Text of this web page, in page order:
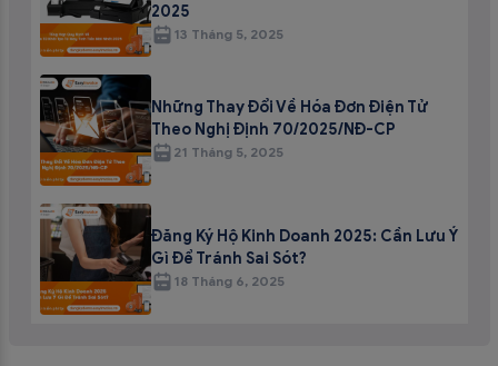
2025
13 Tháng 5, 2025
Những Thay Đổi Về Hóa Đơn Điện Tử
Theo Nghị Định 70/2025/NĐ-CP
21 Tháng 5, 2025
Đăng Ký Hộ Kinh Doanh 2025: Cần Lưu Ý
Gì Để Tránh Sai Sót?
18 Tháng 6, 2025